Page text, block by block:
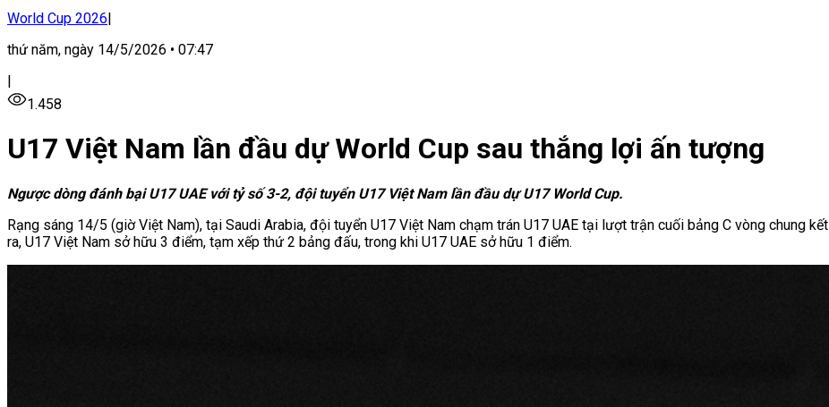
World Cup 2026|
thứ năm, ngày 14/5/2026 • 07:47
|
1.458
U17 Việt Nam lần đầu dự World Cup sau thắng lợi ấn tượng
Ngược dòng đánh bại U17 UAE với tỷ số 3-2, đội tuyển U17 Việt Nam lần đầu dự U17 World Cup.
Rạng sáng 14/5 (giờ Việt Nam), tại Saudi Arabia, đội tuyển U17 Việt Nam chạm trán U17 UAE tại lượt trận cuối bảng C vòng chung kết
ra, U17 Việt Nam sở hữu 3 điểm, tạm xếp thứ 2 bảng đấu, trong khi U17 UAE sở hữu 1 điểm.